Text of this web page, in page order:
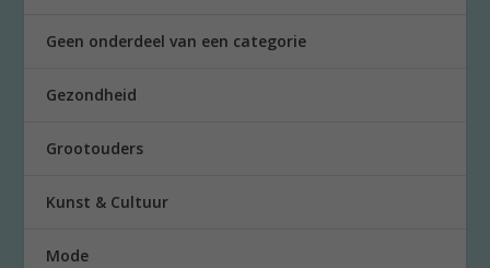
Geen onderdeel van een categorie
Gezondheid
Grootouders
Kunst & Cultuur
Mode